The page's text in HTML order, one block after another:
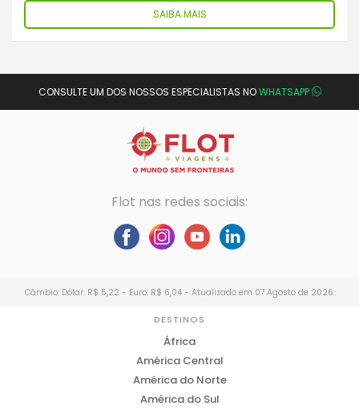
SAIBA MAIS
CONSULTE UM DOS NOSSOS ESPECIALISTAS NOWHATSAPP
Flot nas redes sociais:
Câmbio: Dólar: R$ 5,22 - Euro: R$ 6,04 - Atualizado em 07 Agosto de 2026.
DESTINOS
África
América Central
América do Norte
América do Sul